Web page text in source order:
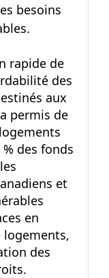
besoins
rapide de
des
aux
permis de
des fonds
et
en
logements,
des